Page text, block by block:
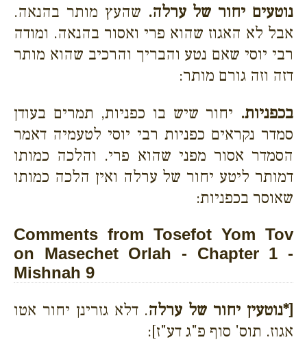
נוטעים יחור של ערלה. שהעץ מותר בהנאה.
אבל לא האגוז שהוא פרי ואסור בהנאה. ומודה
רבי יוסי שאם נטע והבריך והרכיב שהוא מותר
דזה וזה גורם מותר:
בכפניות. יחור שיש בו כפניות, תמרים בעודן
סמדר נקראים כפניות רבי יוסי לטעמיה דאמר
הסמדר אסור מפני שהוא פרי. והלכה כמותו
דמותר ליטע יחור של ערלה ואין הלכה כמותו
שאוסר בכפניות:
Comments from Tosefot Yom Tov
on Masechet Orlah - Chapter 1 -
Mishnah 9
[*נוטעין יחור של ערלה. דלא גזרינן יחור אטו
אגוז. תוס' סוף פ"ג דע"ז]: